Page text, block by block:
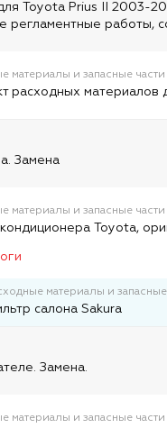
Toyota Prius II 2003-
регламентные работы,
материалы и запасные части
расходных материалов
Замена
материалы и запасные части
Toyota,
материалы и запасные
салона Sakura
Замена.
материалы и запасные части